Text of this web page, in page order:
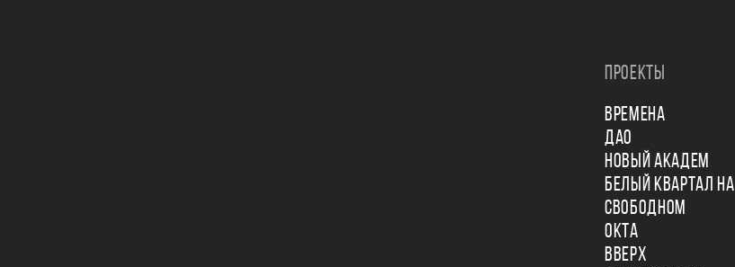
ПРОЕКТЫ
ВРЕМЕНА
ДАО
НОВЫЙ АКАДЕМ
БЕЛЫЙ КВАРТАЛ НА
СВОБОДНОМ
ОКТА
ВВЕРХ